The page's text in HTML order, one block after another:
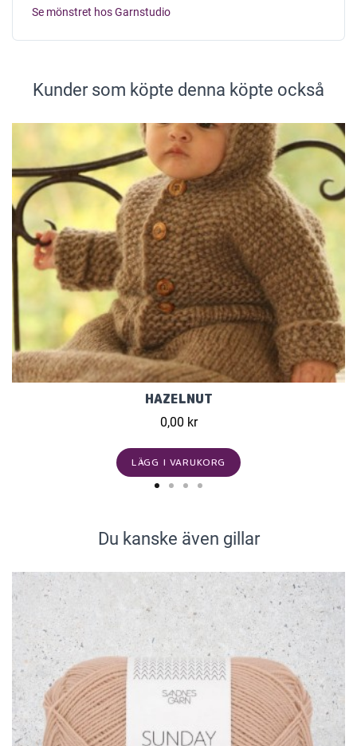
Se mönstret hos Garnstudio
Kunder som köpte denna köpte också
HAZELNUT
0,00 kr
LÄGG I VARUKORG
Du kanske även gillar